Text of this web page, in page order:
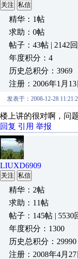
关注 私信
精华：1帖
求助：0帖
帖子：43帖 | 2142回
年度积分：4
历史总积分：3969
注册：2006年1月13
发表于：2008-12-28
楼上讲的很对啊，问
回复 引用 举报
LIUXD6909
关注 私信
精华：2帖
求助：11帖
帖子：145帖 | 5530
年度积分：1300
历史总积分：29990
注册：2008年4月27